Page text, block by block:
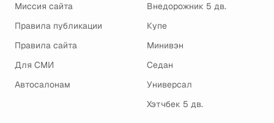
Миссия сайта
Правила публикации
Правила сайта
Для СМИ
Автосалонам
Внедорожник 5 дв.
Купе
Минивэн
Седан
Универсал
Хэтчбек 5 дв.